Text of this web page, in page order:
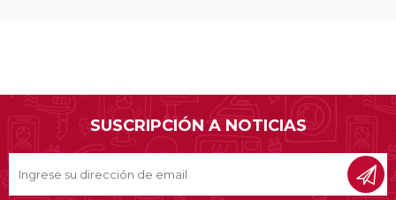
SUSCRIPCIÓN A NOTICIAS